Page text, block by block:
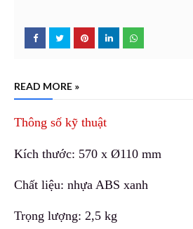
READ MORE »
Thông số kỹ thuật
Kích thước: 570 x Ø110 mm
Chất liệu: nhựa ABS xanh
Trọng lượng: 2,5 kg